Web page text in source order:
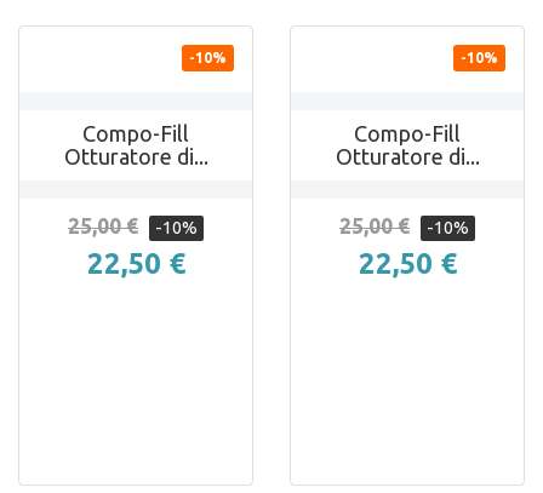
-10%
Compo-Fill
Otturatore di...
25,00 € -10%
22,50 €
-10%
Compo-Fill
Otturatore di...
25,00 € -10%
22,50 €